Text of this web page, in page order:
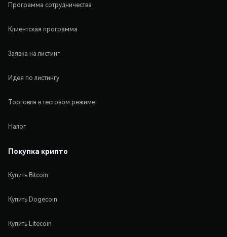
Программа сотрудничества
Клиентская программа
Заявка на листинг
Идея по листингу
Торговля в тестовом режиме
Налог
Покупка крипто
Купить Bitcoin
Купить Dogecoin
Купить Litecoin